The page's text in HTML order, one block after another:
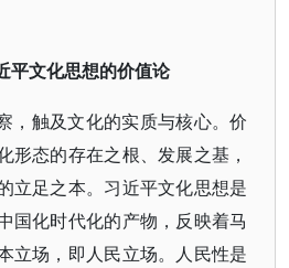
平文化思想的价值论
，触及文化的实质与核心。价
形态的存在之根、发展之基，
立足之本。习近平文化思想是
国化时代化的产物，反映着马
立场，即人民立场。人民性是